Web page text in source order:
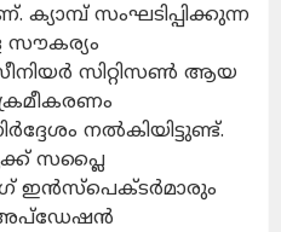
ക്യാമ്പ് സംഘടിപ്പിക്കുന്ന
സൗകര്യം
സിറ്റിസൺ ആയ
നൽകിയിട്ടുണ്ട്.
സപ്ലൈ
ഇൻസ്‌പെക്ടർമാരും
അപ്‌ഡേഷൻ